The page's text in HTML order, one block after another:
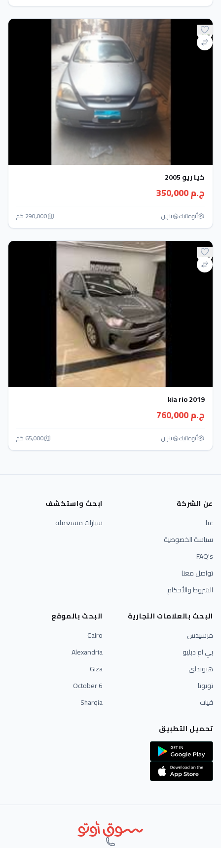
كيا ريو 2005
ج.م 350,000
أتوماتيك‎ بنزين 290,000 كم
kia rio 2019
ج.م 760,000
أتوماتيك‎ بنزين 65,000 كم
عن الشركة
عنا
سياسة الخصوصية
FAQ's
تواصل معنا
الشروط والأحكام
ابحث واستكشف
سيارات مستعملة
البحث بالعلامات التجارية
مرسيدس
بي ام دبليو
هيونداي
تويوتا
فيات
البحث بالموقع
Cairo
Alexandria
Giza
6 October
Sharqia
تحميل التطبيق